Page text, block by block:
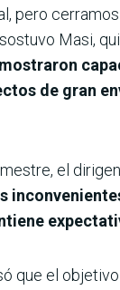
pero
Masi,
de gran
el
que el